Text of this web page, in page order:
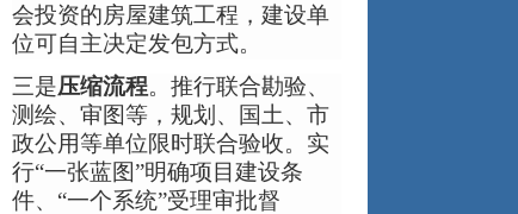
会投资的房屋建筑工程，建设单
位可自主决定发包方式。
三是压缩流程。推行联合勘验、
测绘、审图等，规划、国土、市
政公用等单位限时联合验收。实
行“一张蓝图”明确项目建设条
件、“一个系统”受理审批督